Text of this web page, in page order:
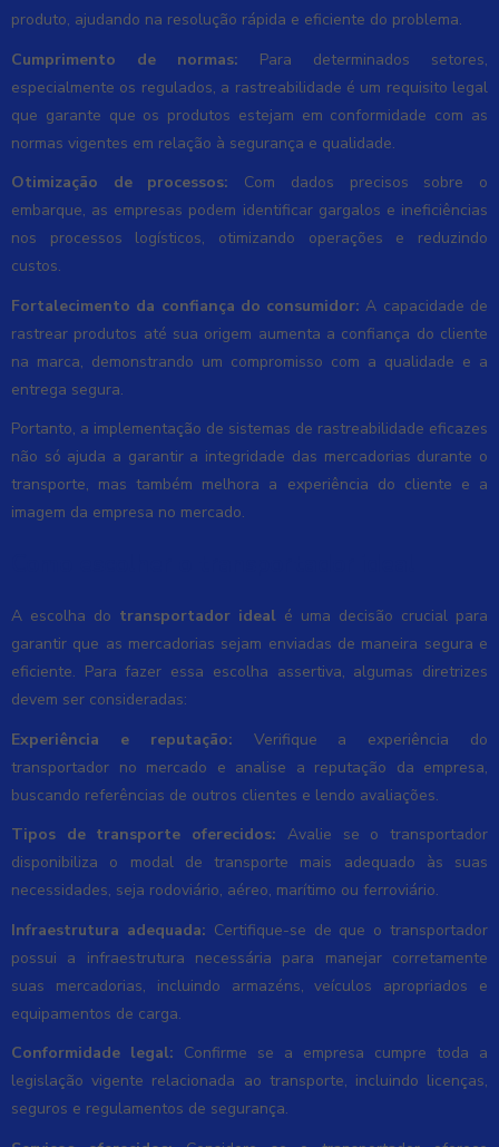
produto, ajudando na resolução rápida e eficiente do problema.
Cumprimento de normas: Para determinados setores,
especialmente os regulados, a rastreabilidade é um requisito legal
que garante que os produtos estejam em conformidade com as
normas vigentes em relação à segurança e qualidade.
Otimização de processos: Com dados precisos sobre o
embarque, as empresas podem identificar gargalos e ineficiências
nos processos logísticos, otimizando operações e reduzindo
custos.
Fortalecimento da confiança do consumidor: A capacidade de
rastrear produtos até sua origem aumenta a confiança do cliente
na marca, demonstrando um compromisso com a qualidade e a
entrega segura.
Portanto, a implementação de sistemas de rastreabilidade eficazes
não só ajuda a garantir a integridade das mercadorias durante o
transporte, mas também melhora a experiência do cliente e a
imagem da empresa no mercado.
A escolha do transportador ideal é uma decisão crucial para
garantir que as mercadorias sejam enviadas de maneira segura e
eficiente. Para fazer essa escolha assertiva, algumas diretrizes
devem ser consideradas:
Experiência e reputação: Verifique a experiência do
transportador no mercado e analise a reputação da empresa,
buscando referências de outros clientes e lendo avaliações.
Tipos de transporte oferecidos: Avalie se o transportador
disponibiliza o modal de transporte mais adequado às suas
necessidades, seja rodoviário, aéreo, marítimo ou ferroviário.
Infraestrutura adequada: Certifique-se de que o transportador
possui a infraestrutura necessária para manejar corretamente
suas mercadorias, incluindo armazéns, veículos apropriados e
equipamentos de carga.
Conformidade legal: Confirme se a empresa cumpre toda a
legislação vigente relacionada ao transporte, incluindo licenças,
seguros e regulamentos de segurança.